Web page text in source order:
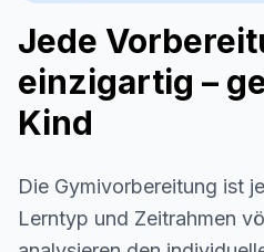
Jede
einzigartig –
Kind
Die Gymivorbereitung ist
Lerntyp und Zeitrahmen